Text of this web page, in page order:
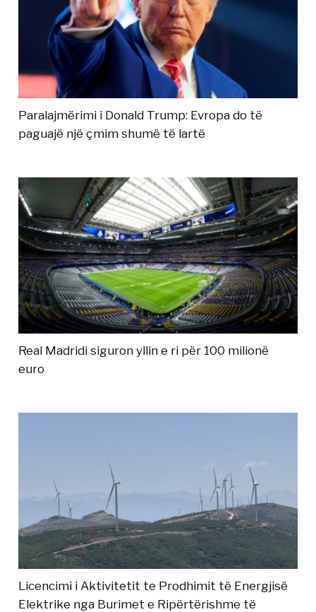
Paralajmërimi i Donald Trump: Evropa do të
paguajë një çmim shumë të lartë
Real Madridi siguron yllin e ri për 100 milionë
euro
Licencimi i Aktivitetit te Prodhimit të Energjisë
Elektrike nga Burimet e Ripërtërishme të